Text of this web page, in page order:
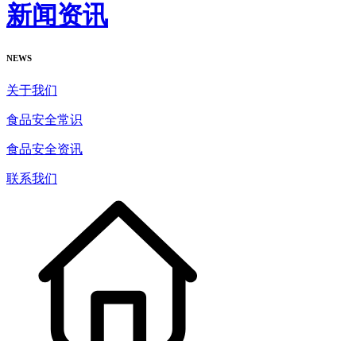
新闻资讯
NEWS
关于我们
食品安全常识
食品安全资讯
联系我们